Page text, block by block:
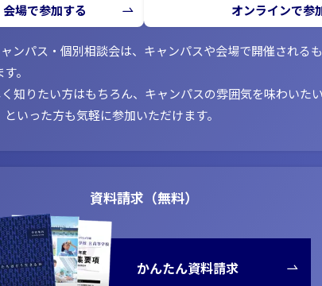
場で参加する オンラインで参
ンパス・個別相談会は、キャンパスや会場で開催される
。
知りたい方はもちろん、キャンパスの雰囲気を味わいた
いった方も気軽に参加いただけます。
資料請求（無料）
かんたん資料請求